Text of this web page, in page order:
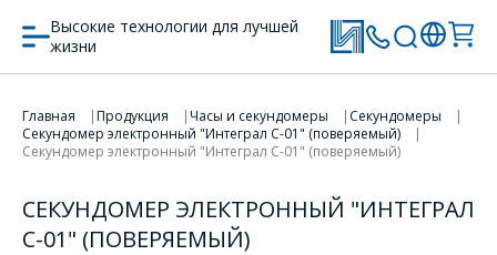
Высокие технологии для лучшей
жизни
Главная Продукция Часы и секундомеры
Секундомеры
Секундомер электронный "Интеграл С-01" (поверяемый)
Секундомер электронный "Интеграл С-01" (поверяемый)
СЕКУНДОМЕР ЭЛЕКТРОННЫЙ "ИНТЕГРАЛ
С-01" (ПОВЕРЯЕМЫЙ)